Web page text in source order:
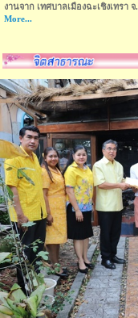
งานจาก เทศบาลเมืองฉะเชิงเทรา จ
More...